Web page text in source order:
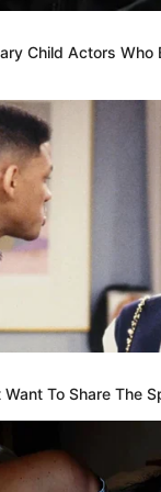
de Santander
le informó al
Desastres de
Regional de la
a la
Licencias
trabajar de forma
Caño
Child Actors Who
To Share The